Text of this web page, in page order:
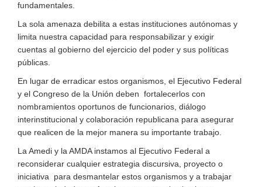
fundamentales.
La sola amenaza debilita a estas instituciones autónomas y
limita nuestra capacidad para responsabilizar y exigir
cuentas al gobierno del ejercicio del poder y sus políticas
públicas.
En lugar de erradicar estos organismos, el Ejecutivo Federal
y el Congreso de la Unión deben fortalecerlos con
nombramientos oportunos de funcionarios, diálogo
interinstitucional y colaboración republicana para asegurar
que realicen de la mejor manera su importante trabajo.
La Amedi y la AMDA instamos al Ejecutivo Federal a
reconsiderar cualquier estrategia discursiva, proyecto o
iniciativa para desmantelar estos organismos y a trabajar